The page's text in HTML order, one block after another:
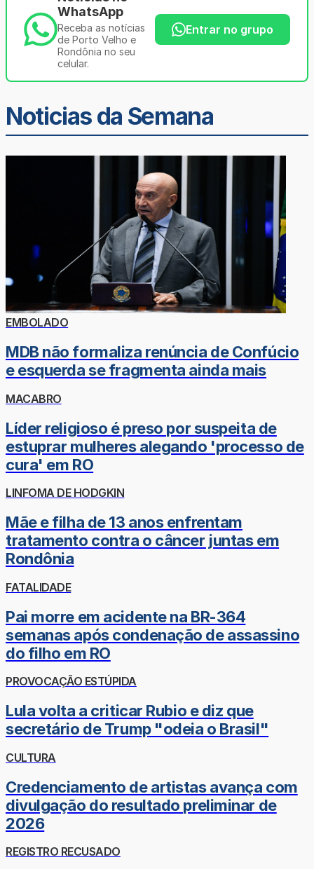
WhatsApp
Receba as notícias
de Porto Velho e
Rondônia no seu
celular.
Entrar no grupo
Noticias da Semana
EMBOLADO
MDB não formaliza renúncia de Confúcio
e esquerda se fragmenta ainda mais
MACABRO
Líder religioso é preso por suspeita de
estuprar mulheres alegando 'processo de
cura' em RO
LINFOMA DE HODGKIN
Mãe e filha de 13 anos enfrentam
tratamento contra o câncer juntas em
Rondônia
FATALIDADE
Pai morre em acidente na BR-364
semanas após condenação de assassino
do filho em RO
PROVOCAÇÃO ESTÚPIDA
Lula volta a criticar Rubio e diz que
secretário de Trump "odeia o Brasil"
CULTURA
Credenciamento de artistas avança com
divulgação do resultado preliminar de
2026
REGISTRO RECUSADO